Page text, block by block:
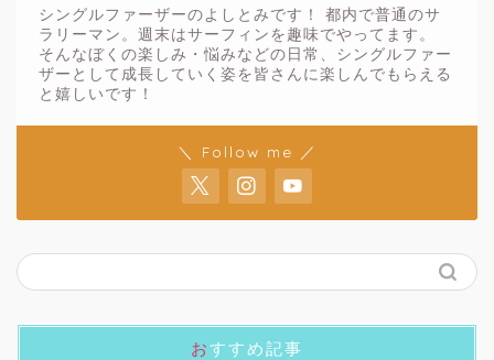
シングルファーザーのよしとみです！ 都内で普通のサ
ラリーマン。週末はサーフィンを趣味でやってます。
そんなぼくの楽しみ・悩みなどの日常、シングルファー
ザーとして成長していく姿を皆さんに楽しんでもらえる
と嬉しいです！
＼ Follow me ／
おすすめ記事